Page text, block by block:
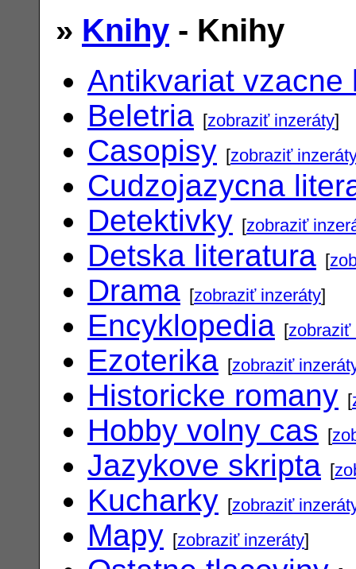
» Knihy - Knihy
Antikvariat vzacne
Beletria [zobraziť inzeráty]
Casopisy [zobraziť
Cudzojazycna
Detektivky [zobraziť
Detska literatura [
Drama [zobraziť inzeráty]
Encyklopedia [zobraziť
Ezoterika [zobraziť
Historicke romany [
Hobby volny cas [
Jazykove skripta [
Kucharky [zobraziť
Mapy [zobraziť inzeráty]